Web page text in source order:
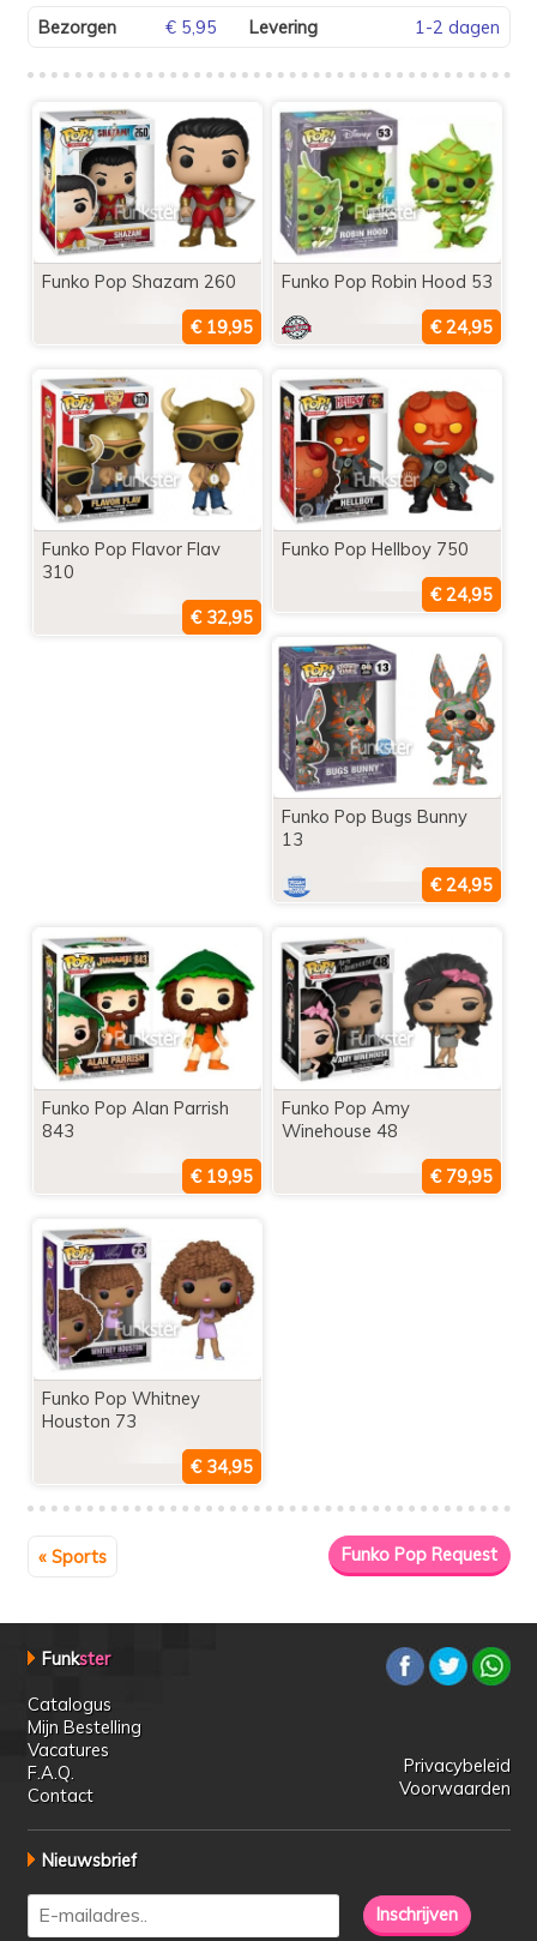
Bezorgen € 5,95 Levering 1-2 dagen
Funko Pop Shazam 260 Funko Pop Robin Hood 53
Funko Pop Flavor Flav
310
Funko Pop Hellboy 750
Funko Pop Bugs Bunny
13
Funko Pop Alan Parrish
843
Funko Pop Amy
Winehouse 48
Funko Pop Whitney
Houston 73
« Sports
Funkster
Catalogus
Mijn Bestelling
Vacatures
F.A.Q.
Contact
Privacybeleid
Voorwaarden
Nieuwsbrief